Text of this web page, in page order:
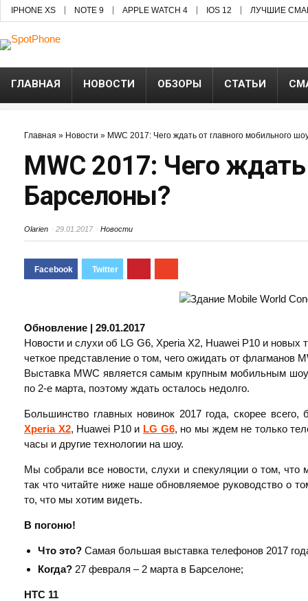
IPHONE XS NOTE 9 APPLE WATCH 4 IOS 12 ЛУЧШИЕ
ГЛАВНАЯ НОВОСТИ ОБЗОРЫ СТАТЬИ
Главная » Новости » MWC 2017: Чего ждать от главного мобильного
MWC 2017: Чего
Барселоны?
Olarien 29.01.2017 Новости
Обновление | 29.01.2017
Новости и слухи об LG G6, Xperia X2, Huawei P10 и
четкое представление о том, чего ожидать от флагманов
Выставка MWC является самым крупным мобильным
по 2-е марта, поэтому ждать осталось недолго.
Большинство главных новинок 2017 года, скорее
Xperia X2, Huawei P10 и LG G6, но мы ждем не только
часы и другие технологии на шоу.
Мы собрали все новости, слухи и спекуляции о том,
так что читайте ниже наше обновляемое руководство о
то, что мы хотим видеть.
В погоню!
Что это? Самая большая выставка телефонов 2017
Когда? 27 февраля – 2 марта в Барселоне;
HTC 11